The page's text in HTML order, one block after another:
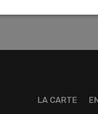
LA CARTE